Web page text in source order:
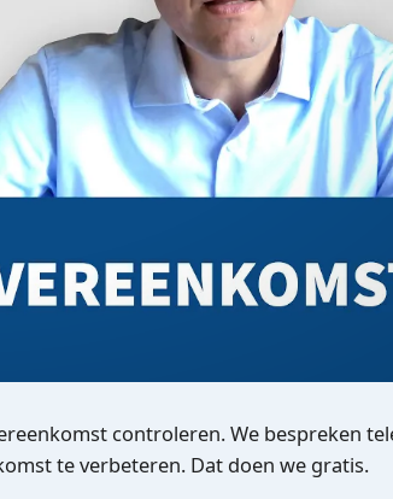
controleren. We bespreken
te verbeteren. Dat doen we gratis.